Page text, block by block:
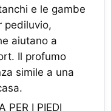
e le gambe
pediluvio,
aiutano a
Il profumo
simile a una
PER I PIEDI